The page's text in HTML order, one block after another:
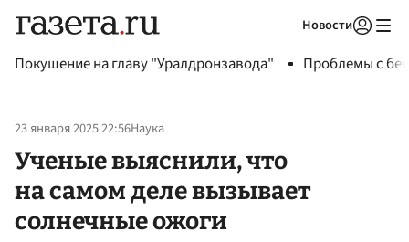
Новости
Покушение на главу "Уралдронзавода" Проблемы с
23 января 2025 22:56Наука
Ученые выяснили, что
на самом деле вызывает
солнечные ожоги